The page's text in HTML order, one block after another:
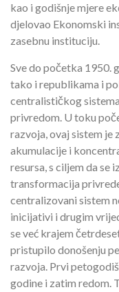
kao i godišnje mjere
djelovao Ekonomski
zasebnu instituciju.
Sve do početka 1950.
tako i republikama i
centralističkog
privredom. U toku
razvoja, ovaj sistem je
akumulacije i
resursa, s ciljem da se
transformacija
centralizovani sistem
inicijativi i drugim
se već krajem
pristupilo donošenju
razvoja. Prvi
godine i zatim redom.